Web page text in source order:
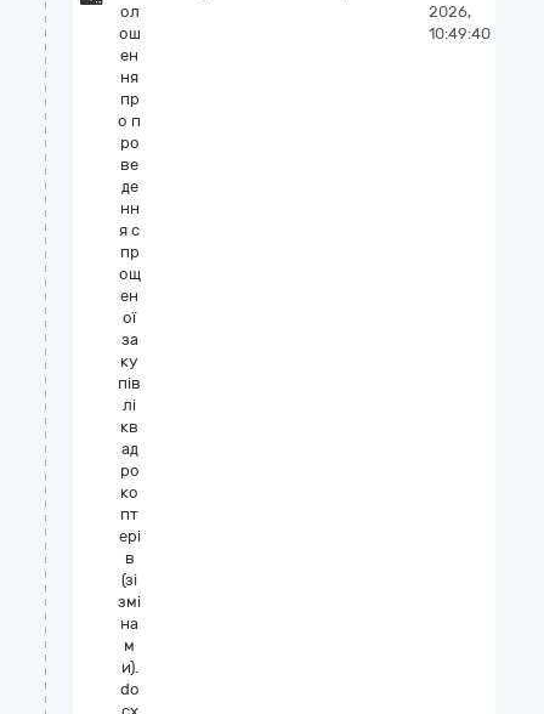
ол
ош
ен
ня
пр
о п
ро
ве
де
нн
я с
пр
ощ
ен
ої
за
ку
пів
лі
кв
ад
ро
ко
пт
ері
в
(зі
змі
на
м
и).
do
2026,
10:49:40